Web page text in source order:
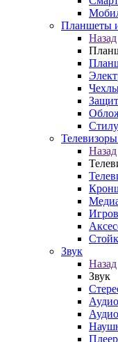
Планшеты
Назад
Назад
Звук
Назад
Звук